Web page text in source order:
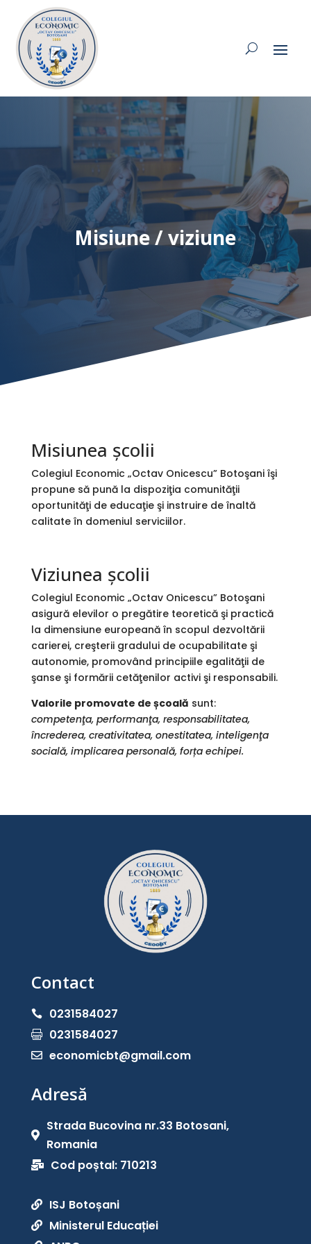
Misiune / viziune
Misiunea şcolii
Colegiul Economic „Octav Onicescu” Botoşani îşi
propune să pună la dispoziţia comunităţii
oportunităţi de educaţie şi instruire de înaltă
calitate în domeniul serviciilor.
Viziunea şcolii
Colegiul Economic „Octav Onicescu” Botoşani
asigură elevilor o pregătire teoretică şi practică
la dimensiune europeană în scopul dezvoltării
carierei, creşterii gradului de ocupabilitate şi
autonomie, promovând principiile egalităţii de
şanse şi formării cetăţenilor activi şi responsabili.
Valorile promovate de școală sunt:
competenţa, performanţa, responsabilitatea,
încrederea, creativitatea, onestitatea, inteligenţa
socială, implicarea personală, forța echipei.
Contact
 0231584027
 0231584027
 economicbt@gmail.com
Adresă

Strada Bucovina nr.33 Botosani,
Romania
 Cod poștal: 710213
 ISJ Botoșani
 Ministerul Educației